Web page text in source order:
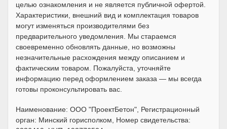
целью ознакомления и не является публичной офертой.
Характеристики, внешний вид и комплектация товаров
могут изменяться производителями без
предварительного уведомления. Мы стараемся
своевременно обновлять данные, но возможны
незначительные расхождения между описанием и
фактическим товаром. Пожалуйста, уточняйте
информацию перед оформлением заказа — мы всегда
готовы проконсультировать вас.
Наименование: ООО "ПроектБетон", Регистрационный
орган: Минский горисполком, Номер свидетельства: